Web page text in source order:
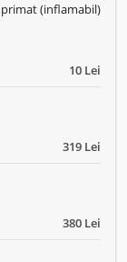
10 Lei
(inflamabil)
319 Lei
380 Lei